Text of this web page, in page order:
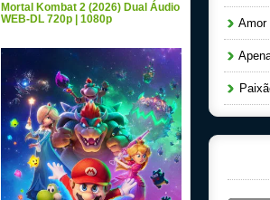
Amor
Mortal Kombat 2 (2026) Dual Áudio
WEB-DL 720p | 1080p